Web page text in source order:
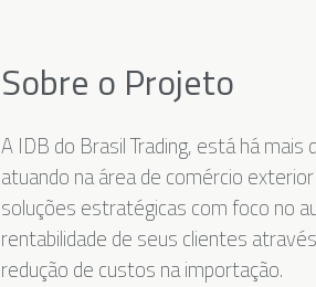
Sobre o Projeto
A IDB do Brasil Trading, está há mais
atuando na área de comércio
soluções estratégicas com foco no
rentabilidade de seus clientes
redução de custos na importação.